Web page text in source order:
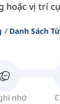
hoặc vị trí
Danh Sách
nhớ